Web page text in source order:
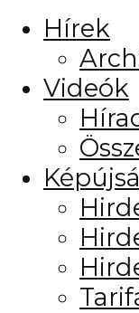
Hírek
Videók